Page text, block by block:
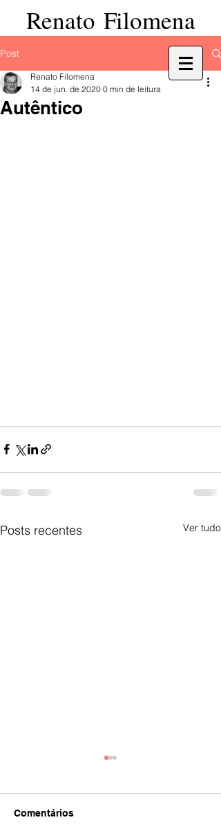
Renato Filomena
Post
Autêntico
Renato Filomena
14 de jun. de 2020 0 min de leitura
Posts recentes Ver tudo
IA
Comentários